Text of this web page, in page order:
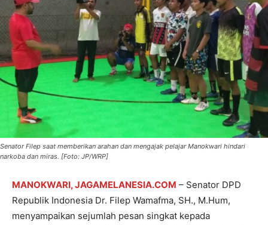
Senator Filep saat memberikan arahan dan mengajak pelajar Manokwari hindari
narkoba dan miras. [Foto: JP/WRP]
MANOKWARI, JAGAMELANESIA.COM – Senator DPD
Republik Indonesia Dr. Filep Wamafma, SH., M.Hum,
menyampaikan sejumlah pesan singkat kepada